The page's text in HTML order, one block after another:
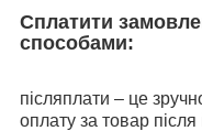
Сплатити
способами:
післяплати – це
оплату за товар після